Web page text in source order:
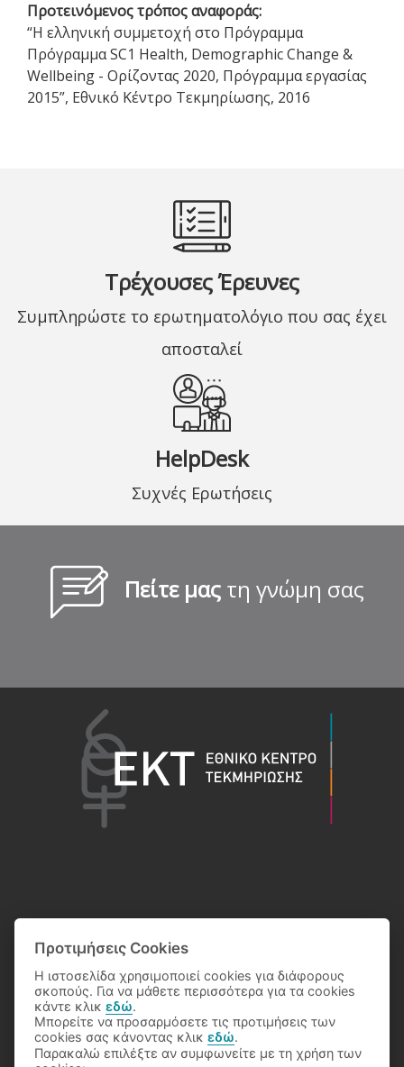
Προτεινόμενος τρόπος αναφοράς:
“Η ελληνική συμμετοχή στο Πρόγραμμα
Πρόγραμμα SC1 Health, Demographic Change &
Wellbeing - Ορίζοντας 2020, Πρόγραμμα εργασίας
2015”, Εθνικό Κέντρο Τεκμηρίωσης, 2016
Τρέχουσες Έρευνες
Συμπληρώστε το ερωτηματολόγιο που σας έχει
αποσταλεί
HelpDesk
Συχνές Ερωτήσεις
Πείτε μας τη γνώμη σας
Προτιμήσεις Cookies
Η ιστοσελίδα χρησιμοποιεί cookies για διάφορους
σκοπούς. Για να μάθετε περισσότερα για τα cookies
κάντε κλικεδώ.
Μπορείτε να προσαρμόσετε τις προτιμήσεις των
cookies σας κάνοντας κλικεδώ.
Παρακαλώ επιλέξτε αν συμφωνείτε με τη χρήση των